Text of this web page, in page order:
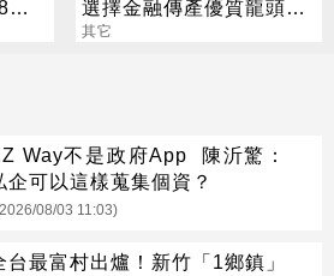
月
選擇金融傳產優質龍頭權
值股
其它
Way不是政府App 陳沂驚：
企可以這樣蒐集個資？
08/03 11:03)
台最富村出爐！新竹「1鄉鎮」